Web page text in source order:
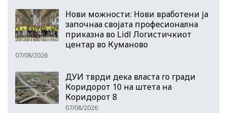
Нови можности: Нови вработени ја
започнаа својата професионална
приказна во Lidl Логистичкиот
центар во Куманово
07/08/2026
ДУИ тврди дека власта го гради
Коридорот 10 на штета на
Коридорот 8
07/08/2026